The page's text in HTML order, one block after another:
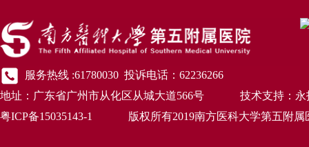
服务热线 :61780030 投诉电话：62236266
地址：广东省广州市从化区从城大道566号 技术支持：永
粤ICP备15035143-1 版权所有2019南方医科大学第五附属